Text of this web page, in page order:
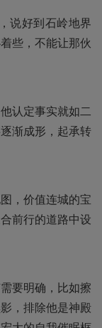
说好到石岭地界
些，不能让那伙
认定事实就如二
渐成形，起承转
，价值连城的宝
前行的道路中设
要明确，比如擦
，排除他是神殿